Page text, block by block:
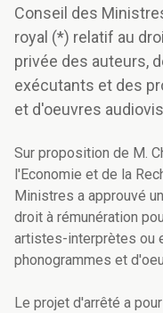
Conseil des
royal (*) relatif au
privée des auteurs,
exécutants et des
et d'oeuvres
Sur proposition de M.
l'Economie et de la
Ministres a approuvé
droit à rémunération
artistes-interprètes ou
phonogrammes et
Le projet d'arrêté a